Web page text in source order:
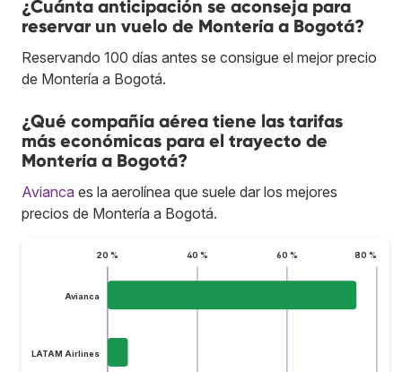
¿Cuánta anticipación se aconseja para
reservar un vuelo de Montería a Bogotá?
Reservando 100 días antes se consigue el mejor precio
de Montería a Bogotá.
¿Qué compañía aérea tiene las tarifas
más económicas para el trayecto de
Montería a Bogotá?
Avianca es la aerolínea que suele dar los mejores
precios de Montería a Bogotá.
20 % 40 % 60 % 80 %
Avianca
LATAM Airlines